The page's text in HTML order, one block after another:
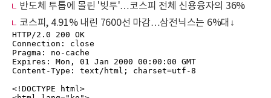
반도체 투톱에 몰린 '빚투'…코스피 전체 신용융자의 36%
코스피, 4.91% 내린 7600선 마감…삼전닉스는 6%대↓